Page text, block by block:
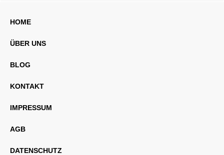
HOME
ÜBER UNS
BLOG
KONTAKT
IMPRESSUM
AGB
DATENSCHUTZ